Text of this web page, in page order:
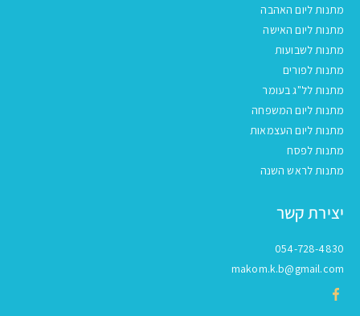
מתנות ליום האהבה
מתנות ליום האישה
מתנות לשבועות
מתנות לפורים
מתנות לל"ג בעומר
מתנות ליום המשפחה
מתנות ליום העצמאות
מתנות לפסח
מתנות לראש השנה
יצירת קשר
054-728-4830
makom.k.b@gmail.com